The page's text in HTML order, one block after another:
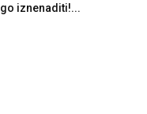
iznenaditi!...